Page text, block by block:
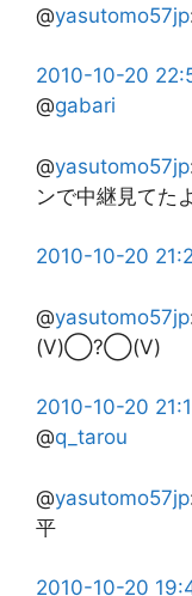
@yasutomo57jp
2010-10-20
@gabari
@yasutomo57jp
ンで中継見てたよ
2010-10-20
@yasutomo57jp
(V)◯?◯(V)
2010-10-20
@q_tarou
@yasutomo57jp
平
2010-10-20